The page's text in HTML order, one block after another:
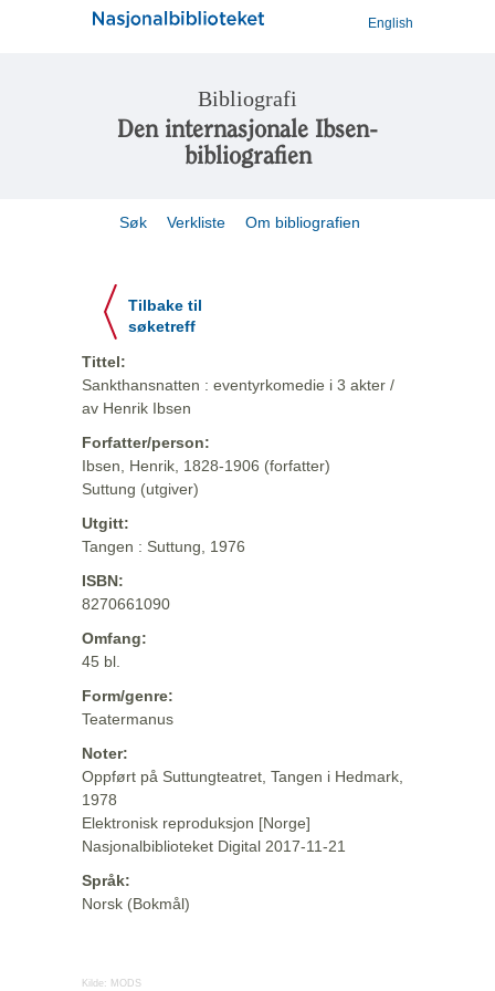
English
Bibliografi
Den internasjonale Ibsen-
bibliografien
Søk Verkliste Om bibliografien
Tilbake til
søketreff
Tittel:
Sankthansnatten : eventyrkomedie i 3 akter /
av Henrik Ibsen
Forfatter/person:
Ibsen, Henrik, 1828-1906 (forfatter)
Suttung (utgiver)
Utgitt:
Tangen : Suttung, 1976
ISBN:
8270661090
Omfang:
45 bl.
Form/genre:
Teatermanus
Noter:
Oppført på Suttungteatret, Tangen i Hedmark,
1978
Elektronisk reproduksjon [Norge]
Nasjonalbiblioteket Digital 2017-11-21
Språk:
Norsk (Bokmål)
Kilde: MODS